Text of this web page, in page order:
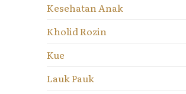
Kesehatan Anak
Kholid Rozin
Kue
Lauk Pauk